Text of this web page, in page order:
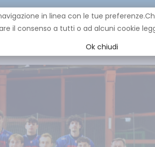
YOUNG
in linea con le tue
il consenso a tutti o ad alcuni cookie
Ok chiudi